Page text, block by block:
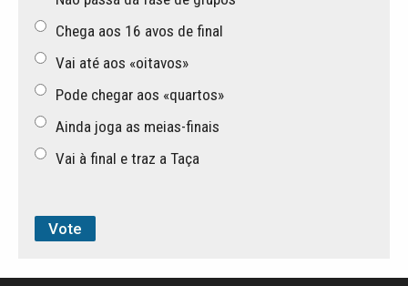
Chega aos 16 avos de final
Vai até aos «oitavos»
Pode chegar aos «quartos»
Ainda joga as meias-finais
Vai à final e traz a Taça